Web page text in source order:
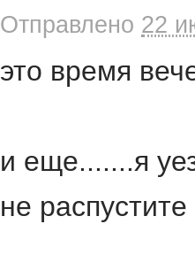
Отправлено 22
это время
и еще.......я
не